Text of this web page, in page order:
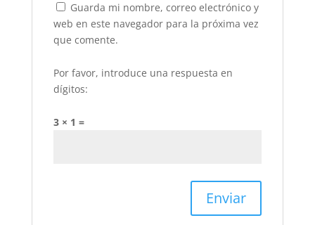
Guarda mi nombre, correo electrónico y
web en este navegador para la próxima vez
que comente.
Por favor, introduce una respuesta en
dígitos:
3 × 1 =